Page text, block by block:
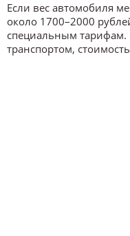
Если вес автомобиля
около 1700–2000
специальным тарифам.
транспортом,